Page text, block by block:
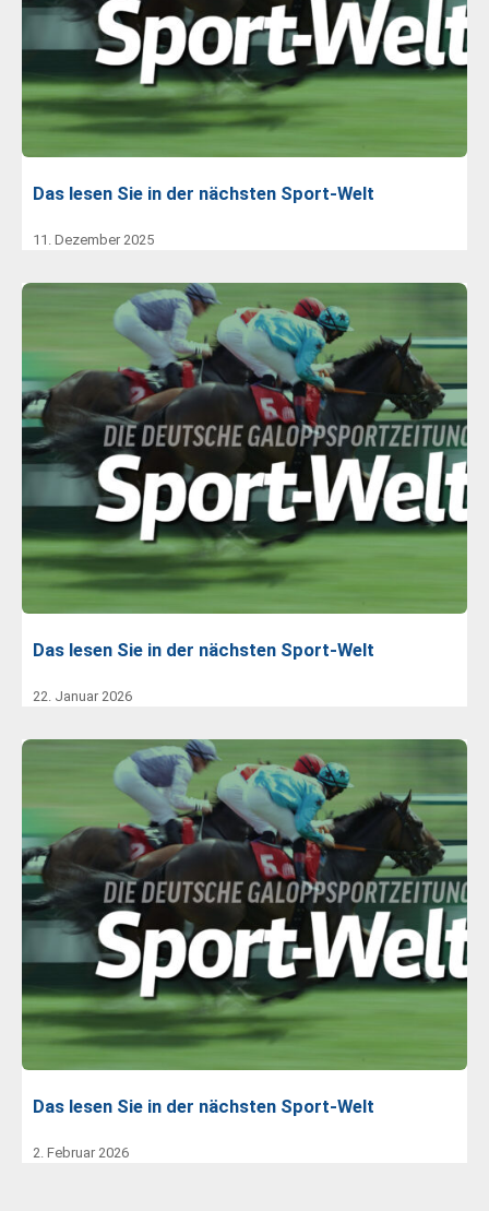
Das lesen Sie in der nächsten Sport-Welt
11. Dezember 2025
Das lesen Sie in der nächsten Sport-Welt
22. Januar 2026
Das lesen Sie in der nächsten Sport-Welt
2. Februar 2026